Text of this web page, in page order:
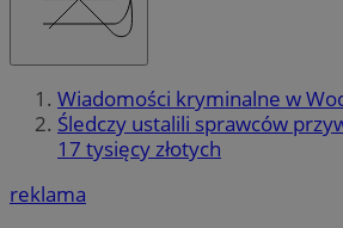
Wiadomości kryminalne w
Śledczy ustalili sprawców
17 tysięcy złotych
reklama